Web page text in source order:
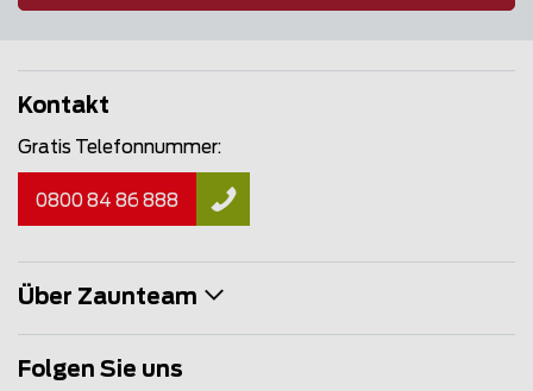
Kontakt
Gratis Telefonnummer:
0800 84 86 888
Über Zaunteam
Folgen Sie uns